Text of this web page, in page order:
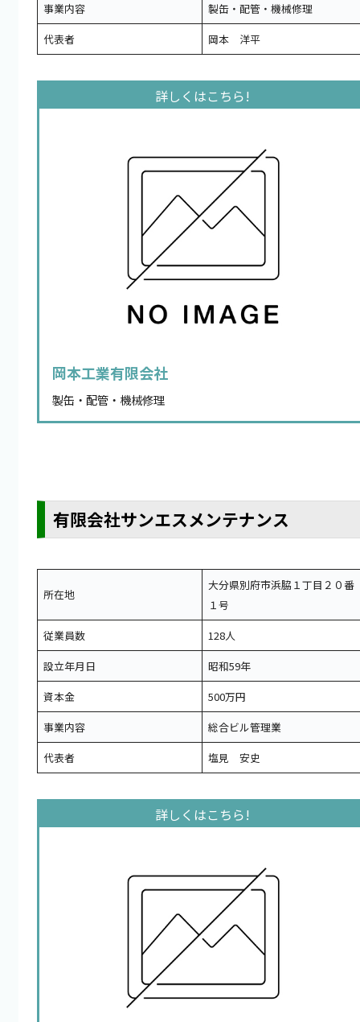
事業内容
製缶・配管・機械修理
代表者
岡本 洋平
岡本工業有限会社
製缶・配管・機械修理
有限会社サンエスメンテナンス
所在地
大分県別府市浜脇１丁目２０番
１号
従業員数
128人
設立年月日
昭和59年
資本金
500万円
事業内容
総合ビル管理業
代表者
塩見 安史